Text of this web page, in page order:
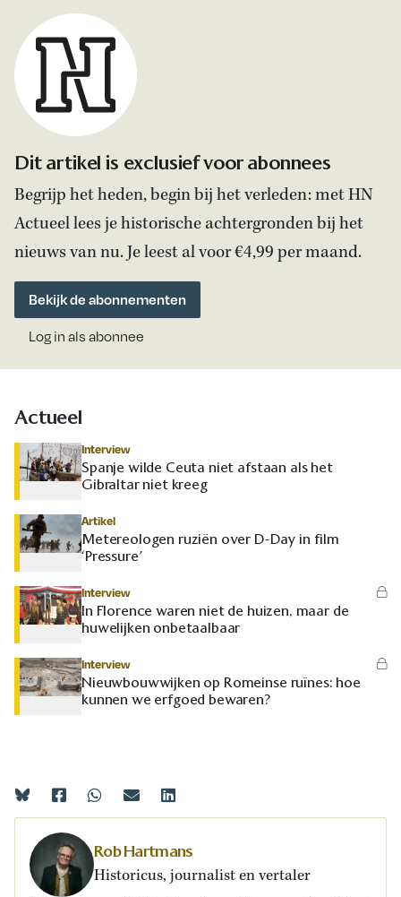
Dit artikel is exclusief voor abonnees
Begrijp het heden, begin bij het verleden: met HN
Actueel lees je historische achtergronden bij het
nieuws van nu. Je leest al voor €4,99 per maand.
Bekijk de abonnementen
Log in als abonnee
Actueel
Interview
Spanje wilde Ceuta niet afstaan als het
Gibraltar niet kreeg
Artikel
Metereologen ruziën over D-Day in film
‘Pressure’
Interview
In Florence waren niet de huizen, maar de
huwelijken onbetaalbaar
Interview
Nieuwbouwwijken op Romeinse ruïnes: hoe
kunnen we erfgoed bewaren?
Rob Hartmans
Historicus, journalist en vertaler